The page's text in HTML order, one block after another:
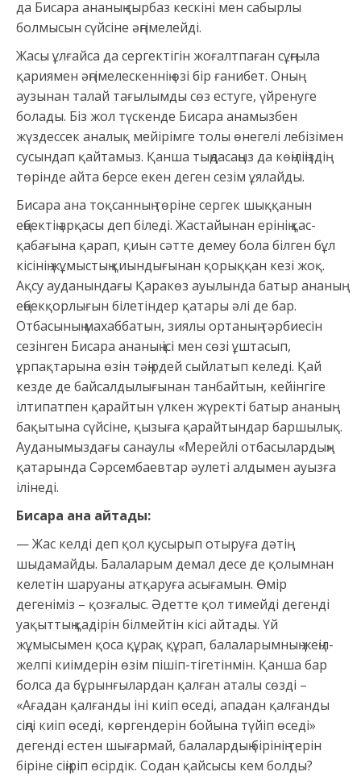
да Бисара ананың сырбаз кескіні мен сабырлы
болмысын сүйсіне әңгімелейді.
Жасы ұлғайса да сергектігін жоғалтпаған сұңғыла
қариямен әңгімелескеннің өзі бір ғанибет. Оның
аузынан талай тағылымды сөз естуге, үйренуге
болады. Біз жол түскенде Бисара анамызбен
жүздессек аналық мейірімге толы өнегелі лебізімен
сусындап қайтамыз. Қанша тыңдасаңыз да көңіліңіздің
төрінде айта берсе екен деген сезім ұялайды.
Бисара ана тоқсанның төріне сергек шыққанын
еңбектің арқасы деп біледі. Жастайынан ерінің қас-
қабағына қарап, қиын сәтте демеу бола білген бұл
кісінің жұмыстың қиындығынан қорыққан кезі жоқ.
Ақсу ауданындағы Қаракөз ауылында батыр ананың
еңбекқорлығын білетіндер қатары әлі де бар.
Отбасының махаббатын, зиялы ортаның тәрбиесін
сезінген Бисара ананың ісі мен сөзі ұштасып,
ұрпақтарына өзін тәңірдей сыйлатып келеді. Қай
кезде де байсалдылығынан танбайтын, кейінгіге
ілтипатпен қарайтын үлкен жүректі батыр ананың
бақытына сүйсіне, қызыға қарайтындар баршылық.
Ауданымыздағы санаулы «Мерейлі отбасылардың»
қатарында Сәрсембаевтар әулеті алдымен ауызға
ілінеді.
Бисара ана айтады:
— Жас келді деп қол қусырып отыруға дәтің
шыдамайды. Балаларым демал десе де қолымнан
келетін шаруаны атқаруға асығамын. Өмір
дегеніміз – қозғалыс. Әдетте қол тимейді дегенді
уақыттың қадірін білмейтін кісі айтады. Үй
жұмысымен қоса құрақ құрап, балаларымның жеңіл-
желпі киімдерін өзім пішіп-тігетінмін. Қанша бар
болса да бұрынғылардан қалған аталы сөзді –
«Ағадан қалғанды іні киіп өседі, ападан қалғанды
сіңлі киіп өседі, көргендерін бойына түйіп өседі»
дегенді естен шығармай, балалардың бірінің терін
біріне сіңіріп өсірдік. Содан қайсысы кем болды?